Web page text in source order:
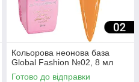
Кольорова неонова база
Global Fashion №02, 8 мл
Готово до відправки